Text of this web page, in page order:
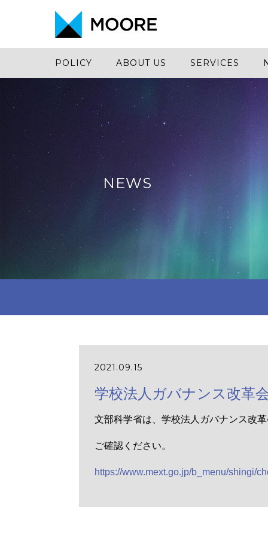
POLICY ABOUT US SERVICES
NEWS
2021.09.15
学校法人ガバナンス改革
文部科学省は、学校法人ガバナンス改
ご確認ください。
https://www.mext.go.jp/b_menu/shingi/